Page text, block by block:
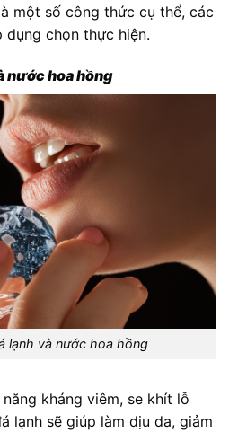
một số công thức cụ thể, các
chọn thực hiện.
nước hoa hồng
lạnh và nước hoa hồng
kháng viêm, se khít lỗ
lạnh sẽ giúp làm dịu da, giảm